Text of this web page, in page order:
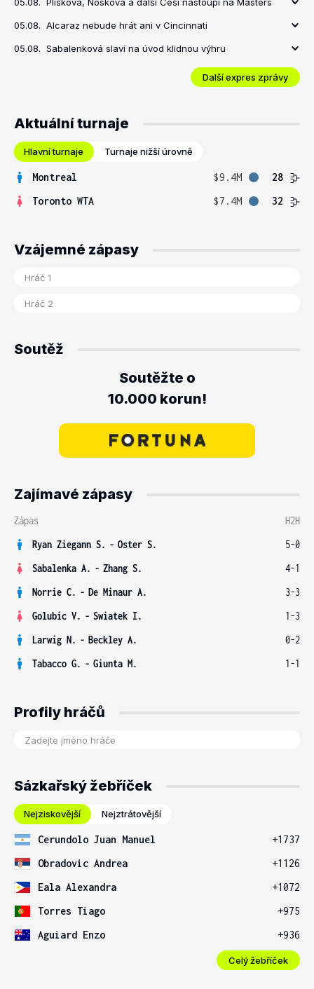
05.08. Alcaraz nebude hrát ani v Cincinnati
05.08. Sabalenková slaví na úvod klidnou výhru
Další expres zprávy
Aktuální turnaje
Hlavní turnaje Turnaje nižší úrovně
Montreal $9.4M
28
Toronto WTA
$7.4M 32
Vzájemné zápasy
Soutěž
Soutěžte o
10.000 korun!
Zajímavé zápasy
Zápas
H2H
Ryan Ziegann S. - Oster S.
5-0
Sabalenka A. - Zhang S.
4-1
Norrie C. - De Minaur A.
3-3
Golubic V. - Swiatek I.
1-3
Larwig N. - Beckley A.
0-2
Tabacco G. - Giunta M. 1-1
Profily hráčů
Sázkařský žebříček
Nejziskovější Nejztrátovější
Cerundolo Juan Manuel
+1737
Obradovic Andrea
+1126
Eala Alexandra
+1072
Torres Tiago
+975
Aguiard Enzo
+936
Celý žebříček